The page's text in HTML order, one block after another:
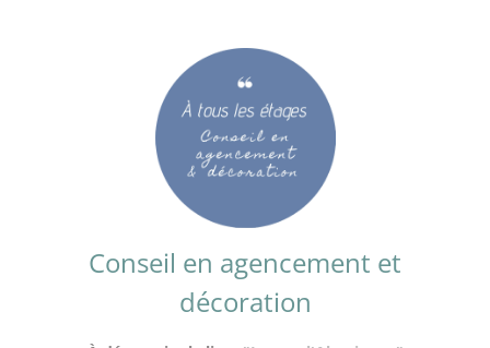
Conseil en agencement et
décoration